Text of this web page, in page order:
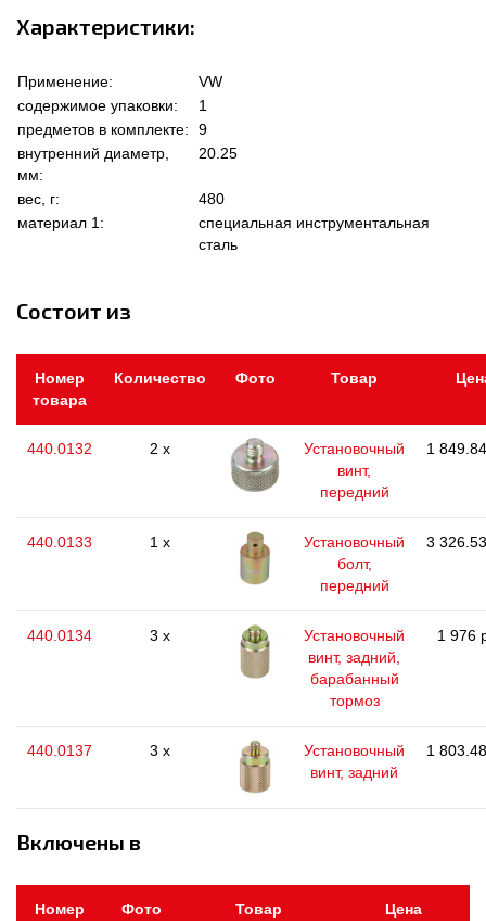
Характеристики:
Применение:
VW
содержимое упаковки:
1
предметов в комплекте:
9
внутренний диаметр,
мм:
20.25
вес, г:
480
материал 1:
специальная инструментальная
сталь
Состоит из
Номер
товара
Количество Фото Товар
440.0132 2 x
Установочный
винт,
передний
1
440.0133 1 x
Установочный
болт,
передний
3
440.0134 3 x
Установочный
винт, задний,
барабанный
тормоз
1 976
440.0137 3 x
Установочный
винт, задний
1
Включены в
Номер
Фото Товар Цена